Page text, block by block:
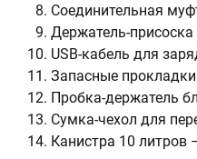
Соединительная
Держатель-
USB-кабель для
Запасные
Пробка-держатель
Сумка-чехол для
Канистра 10 литров